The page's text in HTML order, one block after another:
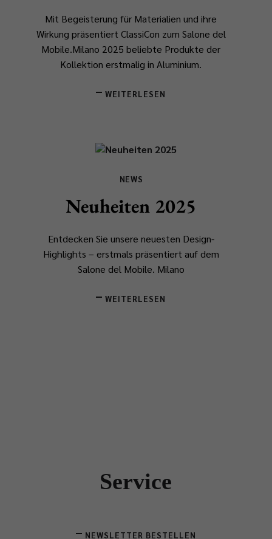
Mit Begeisterung für Materialien und ihre
Wirkung präsentiert ClassiCon zum Salone del
Mobile.Milano 2025 beliebte Produkte der
Kollektion erstmalig in Aluminium.
WEITERLESEN
NEWS
Neuheiten 2025
Entdecken Sie unsere neuesten Design-
Highlights – erstmals präsentiert auf dem
Salone del Mobile. ​Milano
WEITERLESEN
Service
NEWSLETTER BESTELLEN